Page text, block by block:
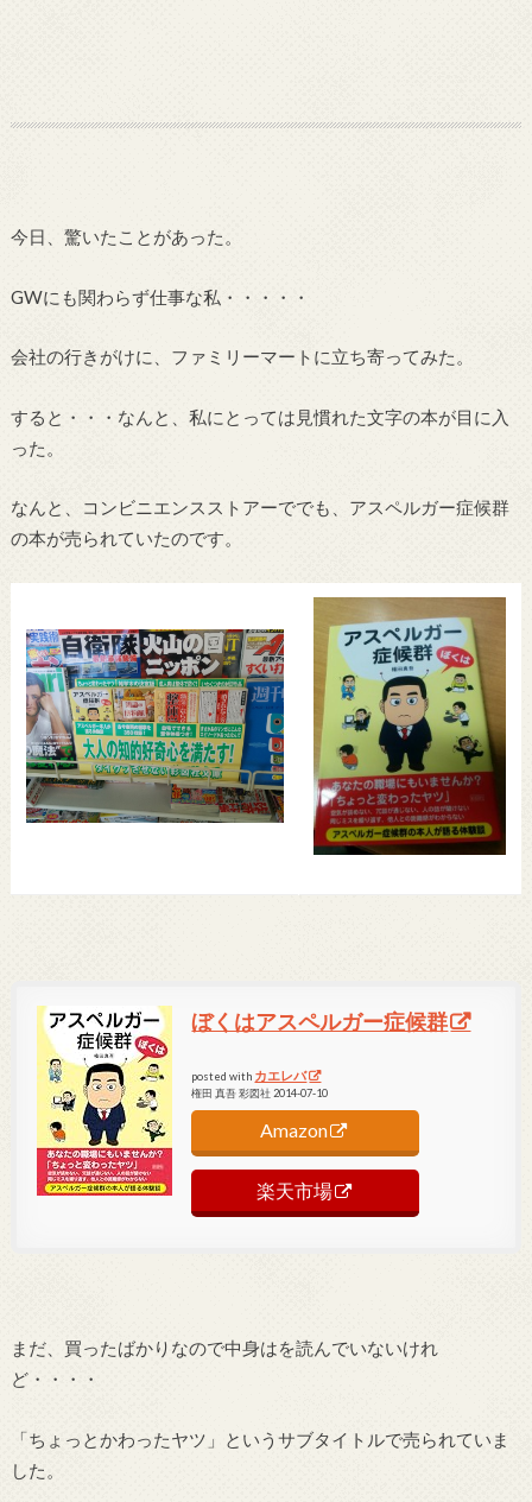
今日、驚いたことがあった。
GWにも関わらず仕事な私・・・・・
会社の行きがけに、ファミリーマートに立ち寄ってみた。
すると・・・なんと、私にとっては見慣れた文字の本が目に入
った。
なんと、コンビニエンスストアーででも、アスペルガー症候群
の本が売られていたのです。
ぼくはアスペルガー症候群
posted with カエレバ
権田 真吾 彩図社 2014-07-10
Amazon
楽天市場
まだ、買ったばかりなので中身はを読んでいないけれ
ど・・・・
「ちょっとかわったヤツ」というサブタイトルで売られていま
した。